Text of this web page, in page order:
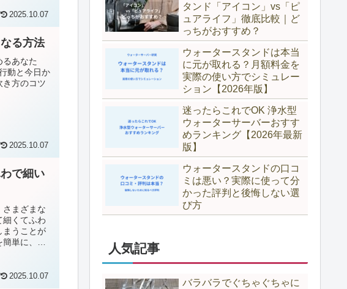
2025.10.07
る方法
あなた
動と今日か
き方のコツ
2025.10.07
で細い
さまざまな
細くてふわ
まうことが
単に、そ
2025.10.07
タンド「アイコン」vs「ピ
ュアライフ」徹底比較｜ど
っちがおすすめ？
ウォータースタンドは本当
に元が取れる？月額料金を
実際の使い方でシミュレー
ション【2026年版】
迷ったらこれでOK 浄水型
ウォーターサーバーおすす
めランキング【2026年最新
版】
ウォータースタンドの口コ
ミは悪い？実際に使って分
かった評判と後悔しない選
び方
人気記事
バラバラでぐちゃぐちゃに